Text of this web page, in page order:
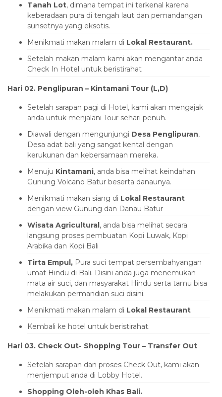
Tanah Lot, dimana tempat ini terkenal karena
keberadaan pura di tengah laut dan pemandangan
sunsetnya yang eksotis.
Menikmati makan malam di Lokal Restaurant.
Setelah makan malam kami akan mengantar anda
Check In Hotel untuk beristirahat
Hari 02. Penglipuran – Kintamani Tour (L,D)
Setelah sarapan pagi di Hotel, kami akan mengajak
anda untuk menjalani Tour sehari penuh.
Diawali dengan mengunjungi Desa Penglipuran,
Desa adat bali yang sangat kental dengan
kerukunan dan kebersamaan mereka.
Menuju Kintamani, anda bisa melihat keindahan
Gunung Volcano Batur beserta danaunya.
Menikmati makan siang di Lokal Restaurant
dengan view Gunung dan Danau Batur
Wisata Agricultural , anda bisa melihat secara
langsung proses pembuatan Kopi Luwak, Kopi
Arabika dan Kopi Bali
Tirta Empul, Pura suci tempat persembahyangan
umat Hindu di Bali. Disini anda juga menemukan
mata air suci, dan masyarakat Hindu serta tamu bisa
melakukan permandian suci disini.
Menikmati makan malam di Lokal Restaurant
Kembali ke hotel untuk beristirahat.
Hari 03. Check Out- Shopping Tour – Transfer Out
Setelah sarapan dan proses Check Out, kami akan
menjemput anda di Lobby Hotel.
Shopping Oleh-oleh Khas Bali.